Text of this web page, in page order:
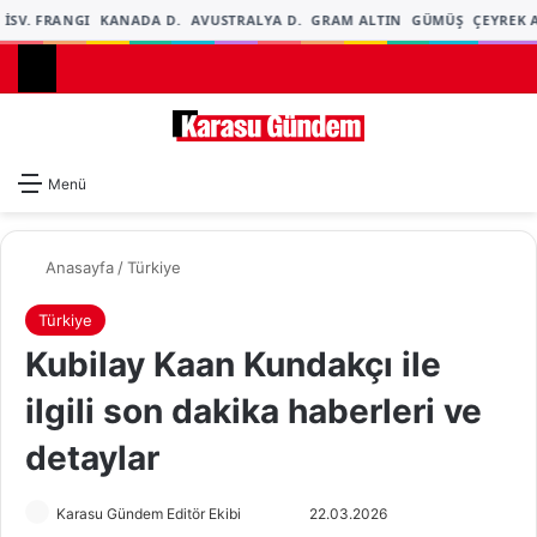
FRANGI KANADA D. AVUSTRALYA D. GRAM ALTIN GÜMÜŞ ÇEYREK
Menü
Anasayfa /Türkiye
Türkiye
Kubilay Kaan Kundakçı ile
ilgili son dakika haberleri ve
detaylar
Karasu Gündem Editör Ekibi 22.03.2026